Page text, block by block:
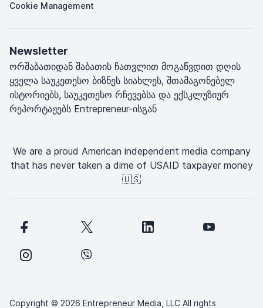
Cookie Management
Newsletter
ორშაბათიდან შაბათის ჩათვლით მოგაწვდით დღის
ყველა საუკეთესო ბიზნეს სიახლეს, შთამაგონებელ
ისტორიებს, საუკეთესო რჩევებსა და ექსკლუზიურ
რეპორტაჟებს Entrepreneur-ისგან
We are a proud American independent media company
that has never taken a dime of USAID taxpayer money
🇺🇸
Copyright © 2026 Entrepreneur Media, LLC All rights